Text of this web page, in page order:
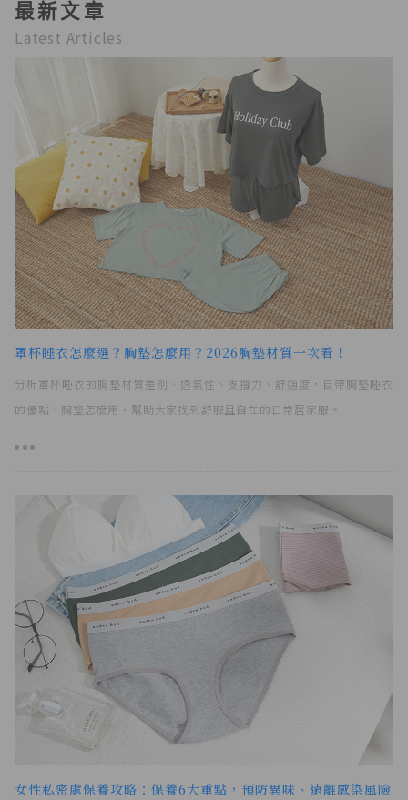
最新文章
Latest Articles
罩杯睡衣怎麼選？胸墊怎麼用？2026胸墊材質一次看！
分析罩杯睡衣的胸墊材質差別、透氣性、支撐力、舒適度，自帶胸墊睡衣
的優點、胸墊怎麼用，幫助大家找到舒服且自在的日常居家服。
女性私密處保養攻略：保養6大重點，預防異味、遠離感染風險！